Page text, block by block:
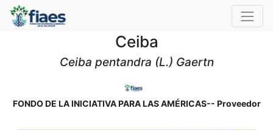
Ceiba
Ceiba pentandra (L.) Gaertn
FONDO DE LA INICIATIVA PARA LAS AMÉRICAS-- Proveedor